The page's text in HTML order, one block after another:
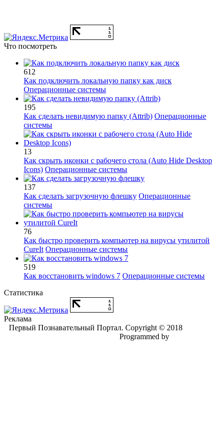
Что посмотреть
612
Как подключить локальную папку как диск
Операционные системы
195
Как сделать невидимую папку (Attrib) Операционные
системы
13
Как скрыть иконки с рабочего стола (Auto Hide Desktop
Icons) Операционные системы
137
Как сделать загрузочную флешку Операционные
системы
76
Как быстро проверить компьютер на вирусы утилитой
CureIt Операционные системы
519
Как восстановить windows 7 Операционные системы
Статистика
Реклама
Первый Познавательный Портал. Copyright © 2018
Programmed by